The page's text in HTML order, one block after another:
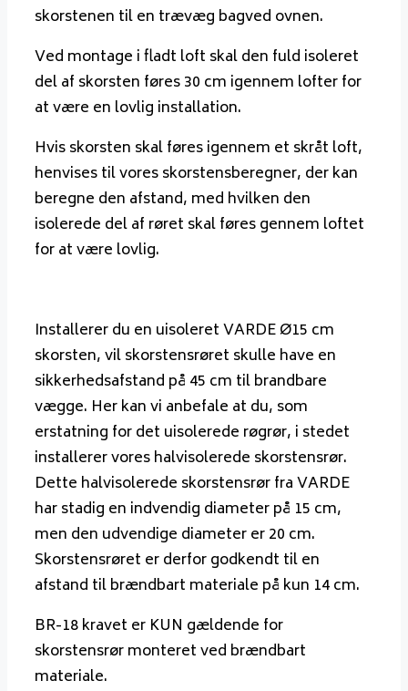
skorstenen til en trævæg bagved ovnen.
Ved montage i fladt loft skal den fuld isoleret
del af skorsten føres 30 cm igennem lofter for
at være en lovlig installation.
Hvis skorsten skal føres igennem et skråt loft,
henvises til vores skorstensberegner, der kan
beregne den afstand, med hvilken den
isolerede del af røret skal føres gennem loftet
for at være lovlig.
Installerer du en uisoleret VARDE Ø15 cm
skorsten, vil skorstensrøret skulle have en
sikkerhedsafstand på 45 cm til brandbare
vægge. Her kan vi anbefale at du, som
erstatning for det uisolerede røgrør, i stedet
installerer vores halvisolerede skorstensrør.
Dette halvisolerede skorstensrør fra VARDE
har stadig en indvendig diameter på 15 cm,
men den udvendige diameter er 20 cm.
Skorstensrøret er derfor godkendt til en
afstand til brændbart materiale på kun 14 cm.
BR-18 kravet er KUN gældende for
skorstensrør monteret ved brændbart
materiale.